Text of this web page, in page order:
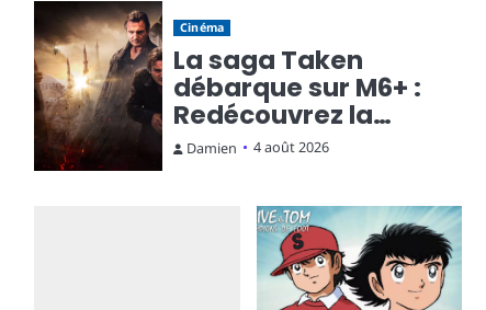
Cinéma
La saga Taken
débarque sur M6+ :
Redécouvrez la
trilogie d’action
gratuit
Damien 4 août 2026